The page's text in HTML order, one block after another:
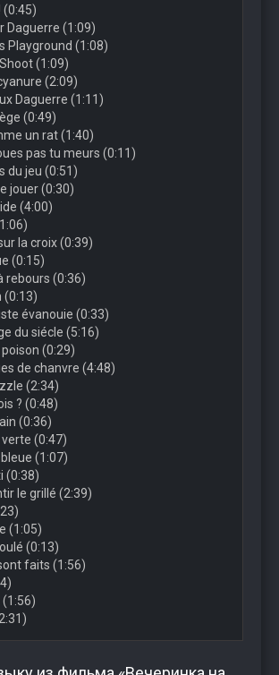
(0:45)
Daguerre (1:09)
Playground (1:08)
(1:09)
(2:09)
Daguerre (1:11)
(0:49)
un rat (1:40)
pas tu meurs (0:11)
du jeu (0:51)
jouer (0:30)
(4:00)
la croix (0:39)
(0:15)
rebours (0:36)
(0:13)
évanouie (0:33)
du siécle (5:16)
(0:29)
de chanvre (4:48)
(2:34)
? (0:48)
(0:36)
(0:47)
(1:07)
(0:38)
le grillé (2:39)
(1:05)
(0:13)
faits (1:56)
(1:56)